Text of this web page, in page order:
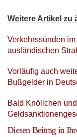
Weitere Artikel zu
Verkehrssünden
ausländischen
Vorläufig auch
Bußgelder in
Bald Knöllchen
Diesen Beitrag in